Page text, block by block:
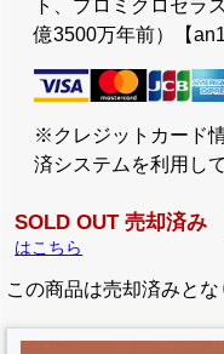
ト、プロミクロセラ
億3500万年前）【
※クレジットカード
済システムを利用し
SOLD OUT 売却済み
はこちら
この商品は売却済みとな